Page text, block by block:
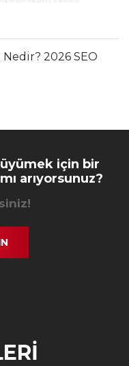
2026 SEO
için bir
arıyorsunuz?